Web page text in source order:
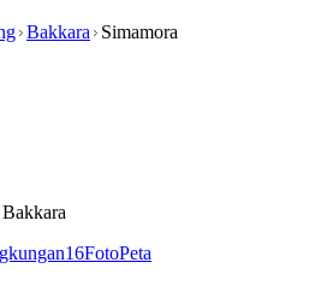
Bakkara Simamora
Bakkara
16FotoPeta